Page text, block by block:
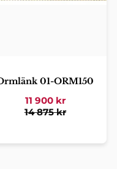
01-ORM150
11 900kr
14 875kr